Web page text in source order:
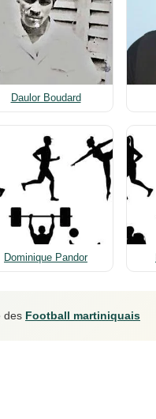
Daulor Boudard
Dominique Pandor
des Football martiniquais